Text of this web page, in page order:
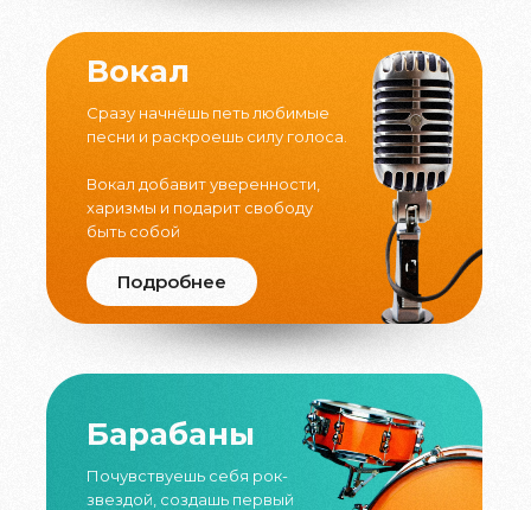
Барабаны
Почувствуешь себя рок-
звездой, создашь первый
Вокал
Сразу начнёшь петь любимые
песни и раскроешь силу голоса.
Вокал добавит уверенности,
харизмы и подарит свободу
быть собой
Подробнее